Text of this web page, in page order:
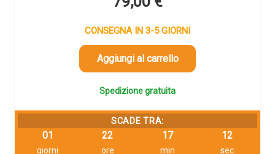
CONSEGNA IN 3-5 GIORNI
Aggiungi al carrello
Spedizione gratuita
SCADE TRA:
01
giorni
22
ore
17
min
11
sec